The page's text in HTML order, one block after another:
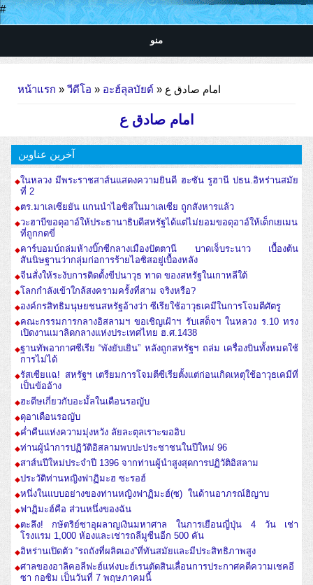
#
منو
หน้าแรก » วีดีโอ » อะฮ์ลุลบัยต์ » امام صادق ع
امام صادق ع
آخرین عناوین
ในหลวง มีพระราชสาส์นแสดงความยินดี ฮะซัน รูฮานี ปธน.อิหร่านสมัย
ที่ 2
ตร.มาเลเซียยัน แกนนำไอซิสในมาเลเซีย ถูกสังหารแล้ว
วะฮาบีขอดุอาอ์ให้ประธานาธิบดีสหรัฐได้แต่ไม่ยอมขอดุอาอ์ให้เด็กเยเมน
ที่ถูกกดขี่
คาร์บอมบ์ถล่มห้างบิ๊กซีกลางเมืองปัตตานี บาดเจ็บระนาว เบื้องต้น
สันนิษฐานว่ากลุ่มก่อการร้ายไอซิสอยู่เบื้องหลัง
จีนสั่งให้ระงับการติดตั้งขีปนาวุธ ทาด ของสหรัฐในเกาหลีใต้
โลกกำลังเข้าใกล้สงครามครั้งที่สาม จริงหรือ?
องค์กรสิทธิมนุษยชนสหรัฐอ้างว่า ซีเรียใช้อาวุธเคมีในการโจมตีศัตรู
คณะกรรมการกลางอิสลามฯ ขอเชิญเฝ้าฯ รับเสด็จฯ ในหลวง ร.10 ทรง
เปิดงานเมาลิดกลางแห่งประเทศไทย ฮ.ศ.1438
ฐานทัพอากาศซีเรีย “พังยับเยิน” หลังถูกสหรัฐฯ ถล่ม เครื่องบินทั้งหมดใช้
การไม่ได้
รัสเซียแฉ! สหรัฐฯ เตรียมการโจมตีซีเรียตั้งแต่ก่อนเกิดเหตุใช้อาวุธเคมีที่
เป็นข้ออ้าง
ฮะดีษเกี่ยวกับอะมั้ลในเดือนรอญับ
ดุอาเดือนรอญับ
ค่ำคืนแห่งความมุ่งหวัง ลัยละตุลเราะฆออิบ
ท่านผู้นำการปฏิวัติอิสลามพบปะประชาชนในปีใหม่ 96
สาส์นปีใหม่ประจำปี 1396 จากท่านผู้นำสูงสุดการปฏิวัติอิสลาม
ประวัติท่านหญิงฟาฏิมะฮ ซะรอฮ์
หนึ่งในแบบอย่างของท่านหญิงฟาฏิมะฮ์(ซ) ในด้านอาภรณ์ฮิญาบ
ฟาฏิมะฮ์คือ ส่วนหนึ่งของฉัน
ตะลึง! กษัตริย์ซาอุผลาญเงินมหาศาล ในการเยือนญี่ปุ่น 4 วัน เช่า
โรงแรม 1,000 ห้องและเช่ารถลีมูซีนอีก 500 คัน
อิหร่านเปิดตัว “รถถังที่ผลิตเอง”ที่ทันสมัยและมีประสิทธิภาพสูง
ศาลของอาลิคอลีฟะฮ์แห่งบะฮ์เรนตัดสินเลื่อนการประกาศคดีความเชคอี
ซา กอซิม เป็นวันที่ 7 พฤษภาคมนี้